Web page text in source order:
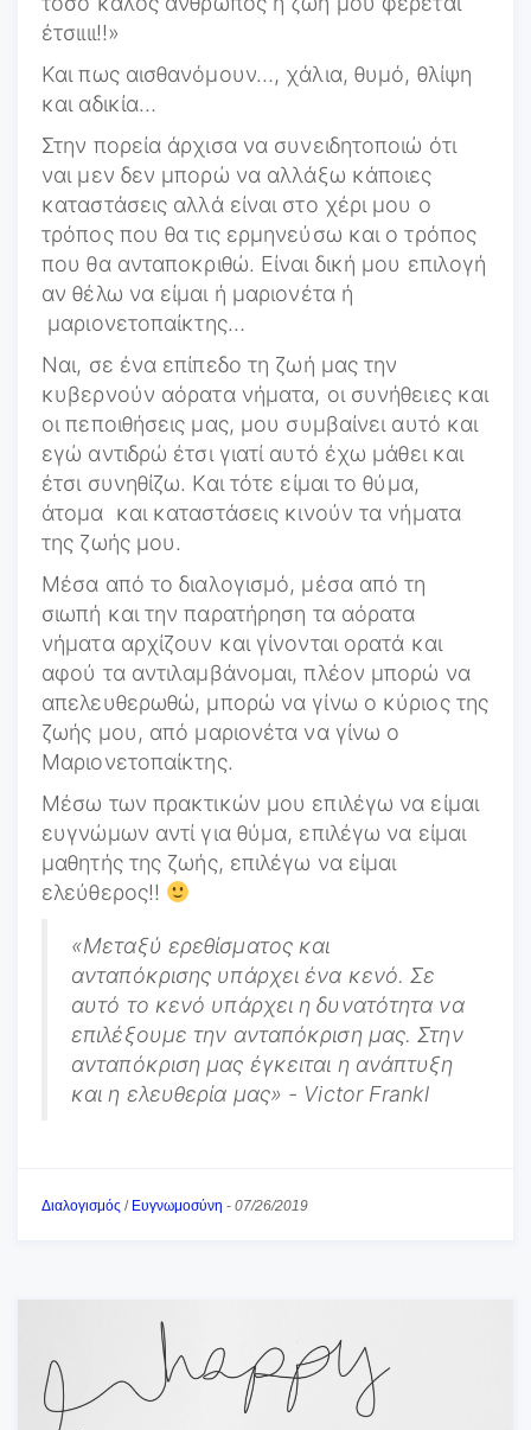
έτσιιιι!!»
Και πως αισθανόμουν…, χάλια, θυμό, θλίψη
και αδικία…
Στην πορεία άρχισα να συνειδητοποιώ ότι
ναι μεν δεν μπορώ να αλλάξω κάποιες
καταστάσεις αλλά είναι στο χέρι μου ο
τρόπος που θα τις ερμηνεύσω και ο τρόπος
που θα ανταποκριθώ. Είναι δική μου επιλογή
αν θέλω να είμαι ή μαριονέτα ή
μαριονετοπαίκτης…
Ναι, σε ένα επίπεδο τη ζωή μας την
κυβερνούν αόρατα νήματα, οι συνήθειες και
οι πεποιθήσεις μας, μου συμβαίνει αυτό και
εγώ αντιδρώ έτσι γιατί αυτό έχω μάθει και
έτσι συνηθίζω. Και τότε είμαι το θύμα,
άτομα και καταστάσεις κινούν τα νήματα
της ζωής μου.
Μέσα από το διαλογισμό, μέσα από τη
σιωπή και την παρατήρηση τα αόρατα
νήματα αρχίζουν και γίνονται ορατά και
αφού τα αντιλαμβάνομαι, πλέον μπορώ να
απελευθερωθώ, μπορώ να γίνω ο κύριος της
ζωής μου, από μαριονέτα να γίνω ο
Μαριονετοπαίκτης.
Μέσω των πρακτικών μου επιλέγω να είμαι
ευγνώμων αντί για θύμα, επιλέγω να είμαι
μαθητής της ζωής, επιλέγω να είμαι
ελεύθερος!!
«Μεταξύ ερεθίσματος και
ανταπόκρισης υπάρχει ένα κενό. Σε
αυτό το κενό υπάρχει η δυνατότητα να
επιλέξουμε την ανταπόκριση μας. Στην
ανταπόκριση μας έγκειται η ανάπτυξη
και η ελευθερία μας» - VictorFrankl
Διαλογισμός / Ευγνωμοσύνη - 07/26/2019